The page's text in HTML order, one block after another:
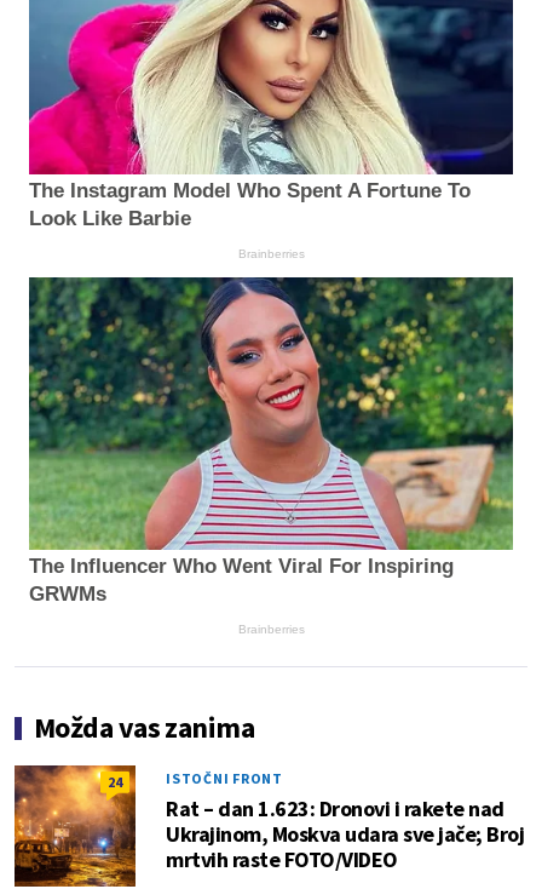
The Instagram Model Who Spent A Fortune To
Look Like Barbie
Brainberries
The Influencer Who Went Viral For Inspiring
GRWMs
Brainberries
Možda vas zanima
24 ISTOČNI FRONT
Rat – dan 1.623: Dronovi i rakete nad
Ukrajinom, Moskva udara sve jače; Broj
mrtvih raste FOTO/VIDEO